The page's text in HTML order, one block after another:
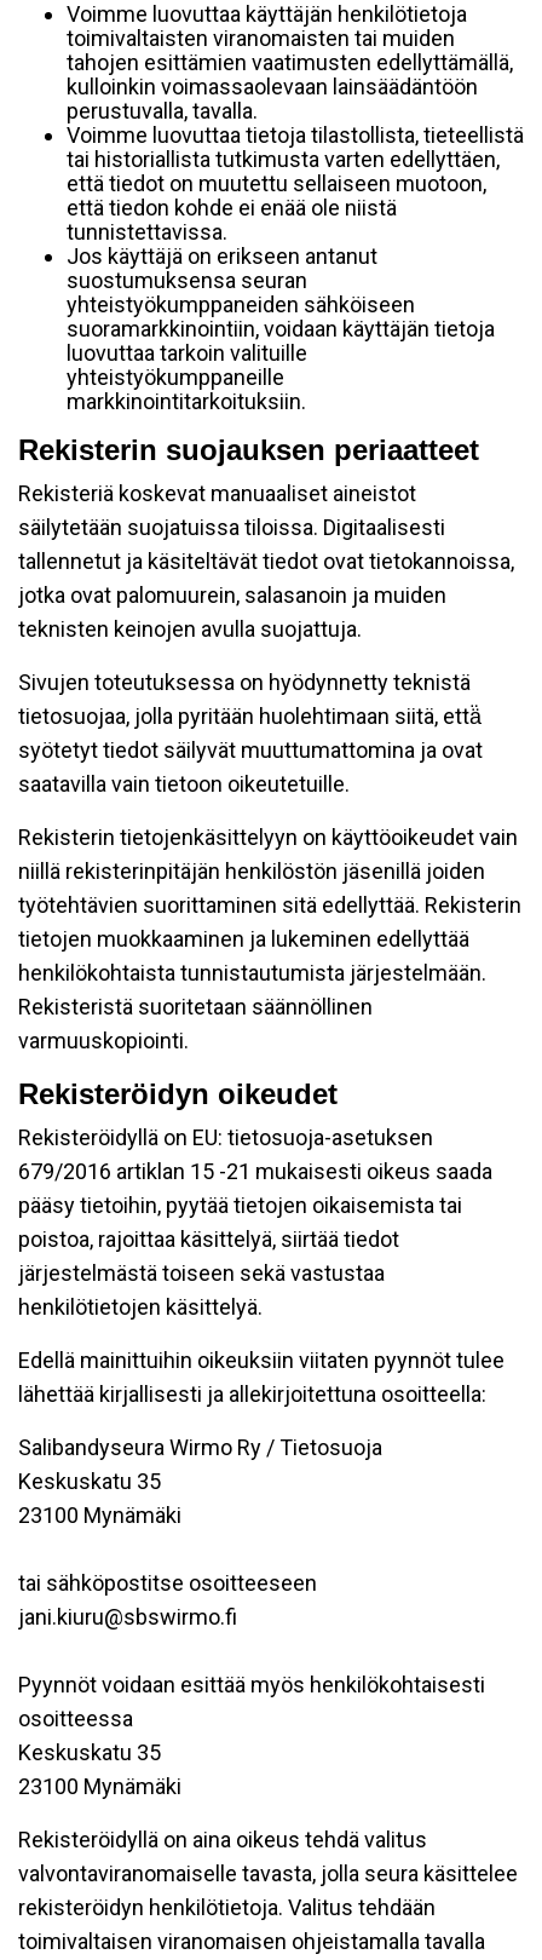
Voimme luovuttaa käyttäjän henkilötietoja
toimivaltaisten viranomaisten tai muiden
tahojen esittämien vaatimusten edellyttämällä,
kulloinkin voimassaolevaan lainsäädäntöön
perustuvalla, tavalla.
Voimme luovuttaa tietoja tilastollista, tieteellistä
tai historiallista tutkimusta varten edellyttäen,
että tiedot on muutettu sellaiseen muotoon,
että tiedon kohde ei enää ole niistä
tunnistettavissa.
Jos käyttäjä on erikseen antanut
suostumuksensa seuran
yhteistyökumppaneiden sähköiseen
suoramarkkinointiin, voidaan käyttäjän tietoja
luovuttaa tarkoin valituille
yhteistyökumppaneille
markkinointitarkoituksiin.
Rekisterin suojauksen periaatteet
Rekisteriä koskevat manuaaliset aineistot
säilytetään suojatuissa tiloissa. Digitaalisesti
tallennetut ja käsiteltävät tiedot ovat tietokannoissa,
jotka ovat palomuurein, salasanoin ja muiden
teknisten keinojen avulla suojattuja.
Sivujen toteutuksessa on hyödynnetty teknistä
tietosuojaa, jolla pyritään huolehtimaan siitä, että̈
syötetyt tiedot säilyvät muuttumattomina ja ovat
saatavilla vain tietoon oikeutetuille.
Rekisterin tietojenkäsittelyyn on käyttöoikeudet vain
niillä rekisterinpitäjän henkilöstön jäsenillä joiden
työtehtävien suorittaminen sitä edellyttää. Rekisterin
tietojen muokkaaminen ja lukeminen edellyttää
henkilökohtaista tunnistautumista järjestelmään.
Rekisteristä suoritetaan säännöllinen
varmuuskopiointi.
Rekisteröidyn oikeudet
Rekisteröidyllä on EU: tietosuoja-asetuksen
679/2016 artiklan 15 -21 mukaisesti oikeus saada
pääsy tietoihin, pyytää tietojen oikaisemista tai
poistoa, rajoittaa käsittelyä, siirtää tiedot
järjestelmästä toiseen sekä vastustaa
henkilötietojen käsittelyä.
Edellä mainittuihin oikeuksiin viitaten pyynnöt tulee
lähettää kirjallisesti ja allekirjoitettuna osoitteella:
Salibandyseura Wirmo Ry / Tietosuoja
Keskuskatu 35
23100 Mynämäki
tai sähköpostitse osoitteeseen
jani.kiuru@sbswirmo.fi
Pyynnöt voidaan esittää myös henkilökohtaisesti
osoitteessa
Keskuskatu 35
23100 Mynämäki
Rekisteröidyllä on aina oikeus tehdä valitus
valvontaviranomaiselle tavasta, jolla seura käsittelee
rekisteröidyn henkilötietoja. Valitus tehdään
toimivaltaisen viranomaisen ohjeistamalla tavalla